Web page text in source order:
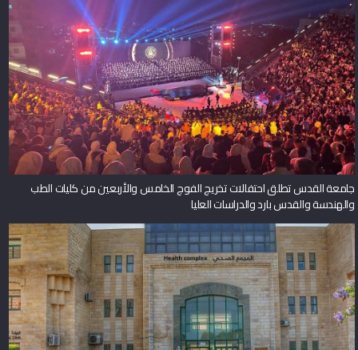
جامعة القدس تطلق احتفالات تخريج الفوج الخامس والأربعين من كليات الطب
والهندسة والقدس بارد والدراسات العليا